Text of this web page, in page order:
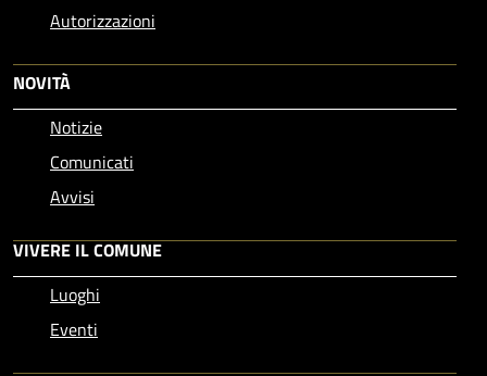
Autorizzazioni
NOVITÀ
Notizie
Comunicati
Avvisi
VIVERE IL COMUNE
Luoghi
Eventi